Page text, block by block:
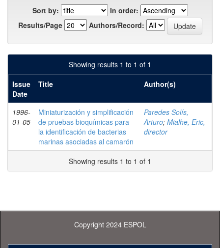
Sort by:
In order:
Results/Page
Authors/Record:
Showing results 1 to 1 of 1
Issue
Date
Title Author(s)
1996-
01-05
Miniaturización y simplificación
de pruebas bioquímicas para
la identificación de bacterias
marinas asociadas al camarón
Paredes Solís,
Arturo; Mialhe, Eric,
director
Showing results 1 to 1 of 1
Copyright 2024 ESPOL